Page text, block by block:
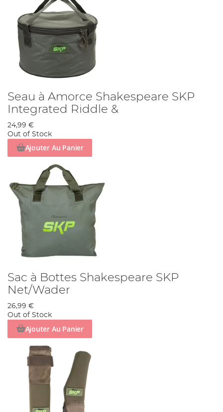
Seau à Amorce Shakespeare SKP
Integrated Riddle &
24,99 €
Out of Stock
Ajouter Au Panier
Sac à Bottes Shakespeare SKP
Net/Wader
26,99 €
Out of Stock
Ajouter Au Panier